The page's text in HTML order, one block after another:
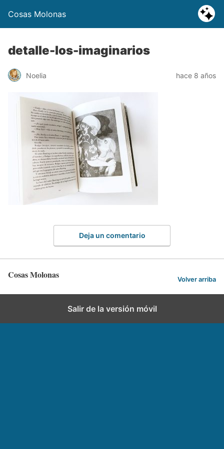
Cosas Molonas
detalle-los-imaginarios
Noelia hace 8 años
Deja un comentario
Cosas Molonas Volver arriba
Salir de la versión móvil